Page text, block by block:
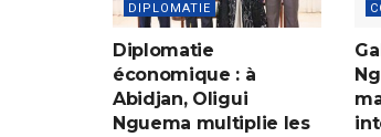
DIPLOMATIE
Diplomatie
économique : à
Abidjan, Oligui
Nguema multiplie les